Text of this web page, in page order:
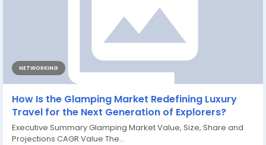
NETWORKING
How Is the Glamping Market Redefining Luxury
Travel for the Next Generation of Explorers?
Executive Summary Glamping Market Value, Size, Share and
Projections CAGR Value The...